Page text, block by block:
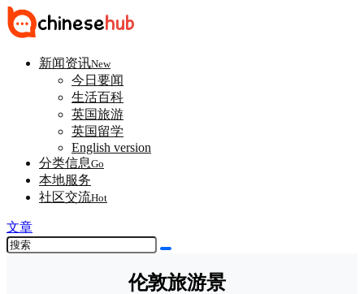
新闻资讯New
今日要闻
生活百科
英国旅游
英国留学
English version
分类信息Go
本地服务
社区交流Hot
文章
伦敦旅游景